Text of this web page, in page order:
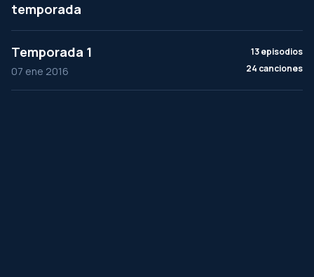
temporada
Temporada 1
07 ene 2016
13 episodios
24 canciones